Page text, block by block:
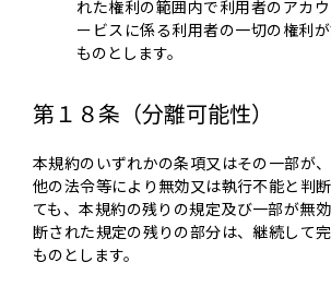
れた権利の範囲内で利用者のアカ
ービスに係る利用者の一切の権利
ものとします。
第１８条（分離可能性）
本規約のいずれかの条項又はその一部が
他の法令等により無効又は執行不能と判
ても、本規約の残りの規定及び一部が無
断された規定の残りの部分は、継続して
ものとします。